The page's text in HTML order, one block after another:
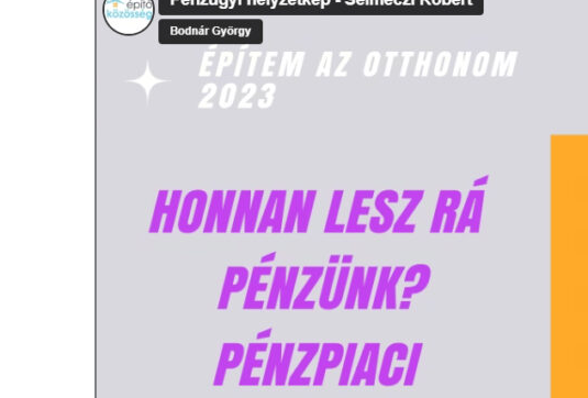
helyzetkép
Selmeczi